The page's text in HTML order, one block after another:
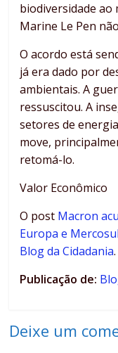
biodiversidade ao
Marine Le Pen
O acordo está
já era dado por
ambientais. A
ressuscitou. A
setores de
move,
retomá-lo.
Valor Econômico
O post Macron
Europa e
Blog da Cidadania.
Publicação de:
Deixe um